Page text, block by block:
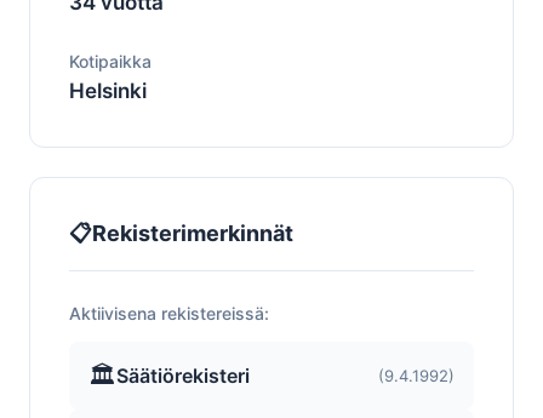
Kotipaikka
Helsinki
📋Rekisterimerkinnät
Aktiivisena rekistereissä:
🏛️Säätiörekisteri (9.4.1992)